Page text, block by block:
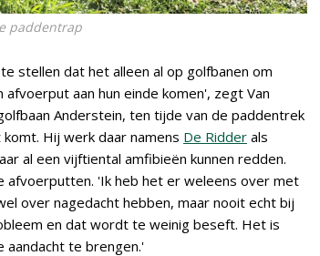
paddentrap
stellen dat het alleen al op golfbanen om
aan hun einde komen', zegt Van
Anderstein, ten tijde van de paddentrek
Hij werk daar namens De Ridder als
al een vijftiental amfibieën kunnen redden.
'Ik heb het er weleens over met
over nagedacht hebben, maar nooit echt bij
en dat wordt te weinig beseft. Het is
aandacht te brengen.'